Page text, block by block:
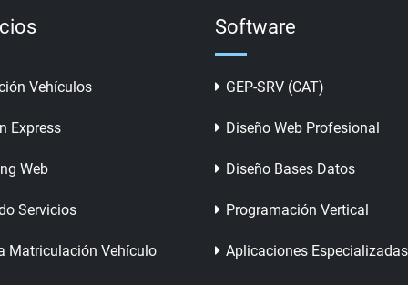
Vehículos
Express
Web
Servicios
Matriculación Vehículo
Software
GEP-SRV (CAT)
Diseño Web Profesional
Diseño Bases Datos
Programación Vertical
Aplicaciones Especializadas